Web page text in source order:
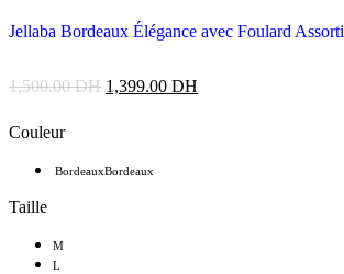
Jellaba Bordeaux Élégance avec Foulard Assorti
1,500.00DH 1,399.00 DH
Couleur
BordeauxBordeaux
Taille
M
L